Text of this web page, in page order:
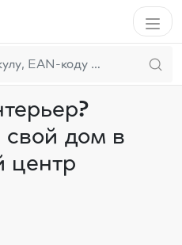
для интерьера
свой дом в креативный
свой дом в
центр